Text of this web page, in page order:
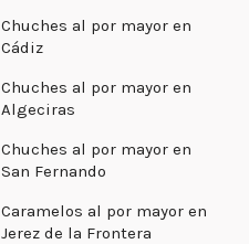
Chuches al por mayor en
Cádiz
Chuches al por mayor en
Algeciras
Chuches al por mayor en
San Fernando
Caramelos al por mayor en
Jerez de la Frontera